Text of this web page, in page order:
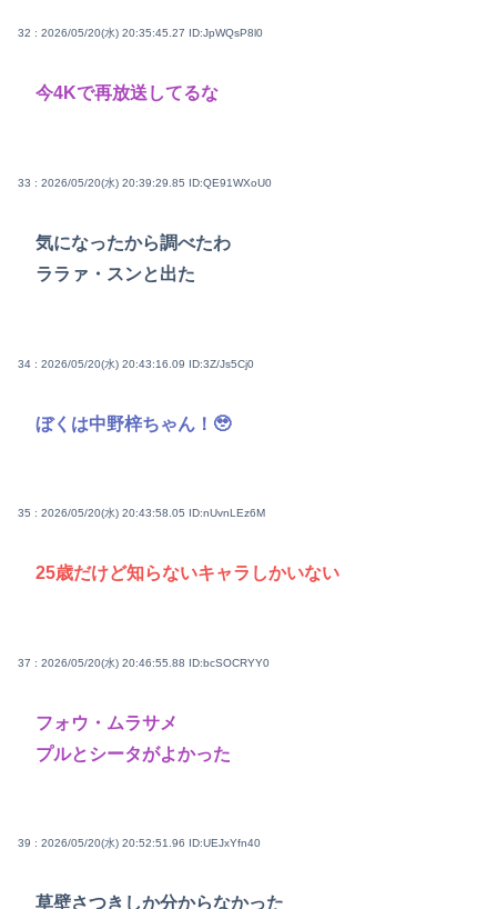
32 : 2026/05/20(水) 20:35:45.27 ID:JpWQsP8l0
今4Kで再放送してるな
33 : 2026/05/20(水) 20:39:29.85 ID:QE91WXoU0
気になったから調べたわ
ララァ・スンと出た
34 : 2026/05/20(水) 20:43:16.09 ID:3Z/Js5Cj0
ぼくは中野梓ちゃん！🥹
35 : 2026/05/20(水) 20:43:58.05 ID:nUvnLEz6M
25歳だけど知らないキャラしかいない
37 : 2026/05/20(水) 20:46:55.88 ID:bcSOCRYY0
フォウ・ムラサメ
プルとシータがよかった
39 : 2026/05/20(水) 20:52:51.96 ID:UEJxYfn40
草壁さつきしか分からなかった